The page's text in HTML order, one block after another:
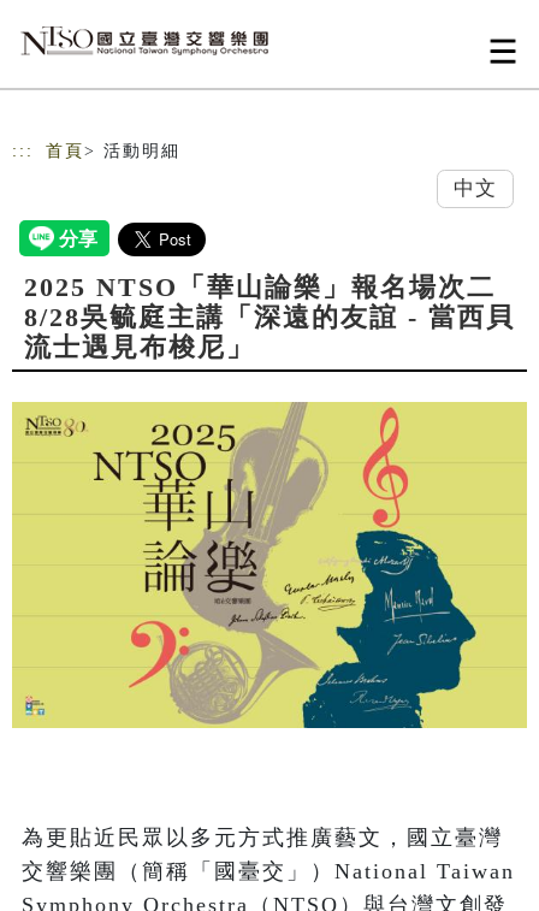
::: 首頁 > 活動明細
中文
2025 NTSO「華山論樂」報名場次二
8/28吳毓庭主講「深遠的友誼 - 當西貝
流士遇見布梭尼」
為更貼近民眾以多元方式推廣藝文，國立臺灣
交響樂團（簡稱「國臺交」）National Taiwan
Symphony Orchestra（NTSO）與台灣文創發